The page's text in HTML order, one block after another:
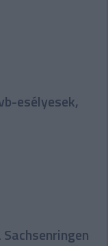
esélyesek,